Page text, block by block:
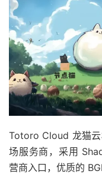
Totoro Cloud 龙猫
场服务商，采用
营商入口，优质的